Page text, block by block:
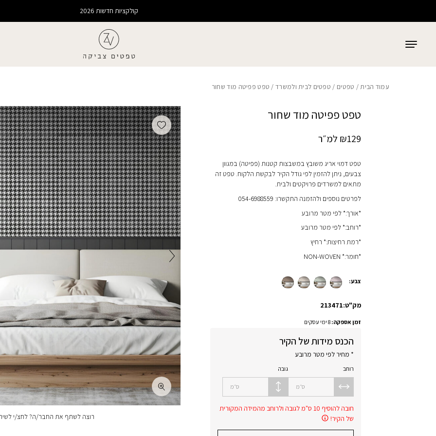
קולקציות חדשות 2026
עמוד הבית/ טפטים / טפטים לבית ולמשרד/ טפט פפיטה מוד שחור
טפט פפיטה מוד שחור
₪129 למ״ר
טפט דמוי אריג משובץ במשבצות קטנות (פפיטה) במגוון
צבעים, ניתן להזמין לפי גודל הקיר לבקשת הלקוח. טפט זה
מתאים למשרדים פרויקטים ולבית.
לפרטים נוספים ולהזמנה התקשרו: 054-6988559
*אורך:* לפי מטר מרובע
*רוחב:* לפי מטר מרובע
*רמת רחיצות:* רחיץ
*חומר:* NON-WOVEN
צבע:
מק"ט:213471
זמן אספקה:8 ימי עסקים
הכנס מידות של הקיר
* מחיר לפי מטר מרובע
רוחב
ס״מ
גובה
ס״מ
חובה להוסיף 10 ס"מ לגובה ולרוחב מהמידה המקורית
של הקיר!
Add wishlist
רוצה לשתף את החבר/ה? לחצ/י